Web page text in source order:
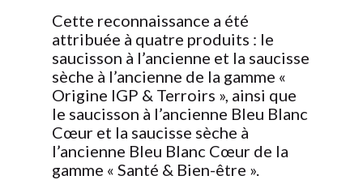
Cette reconnaissance a été
attribuée à quatre produits : le
saucisson à l’ancienne et la saucisse
sèche à l’ancienne de la gamme «
Origine IGP & Terroirs », ainsi que
le saucisson à l’ancienne Bleu Blanc
Cœur et la saucisse sèche à
l’ancienne Bleu Blanc Cœur de la
gamme « Santé & Bien-être ».